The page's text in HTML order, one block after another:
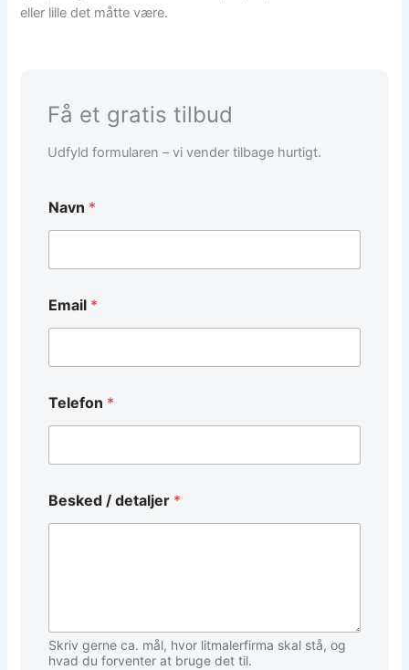
eller lille det måtte være.
Få et gratis tilbud
Udfyld formularen – vi vender tilbage hurtigt.
Navn *
Email *
Telefon *
e
t
m
a
Besked / detaljer *
Skriv gerne ca. mål, hvor litmalerfirma skal stå, og
hvad du forventer at bruge det til.